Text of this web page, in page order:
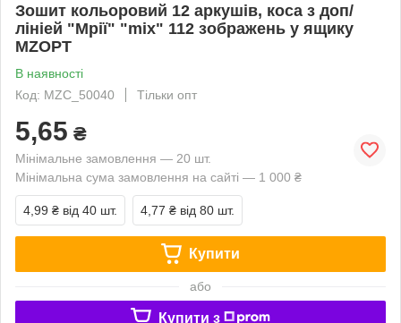
Зошит кольоровий 12 аркушів, коса з доп/
лініей "Мрії" "mix" 112 зображень у ящику
MZOPT
В наявності
Код: MZC_50040
Тільки опт
5,65 ₴
Мінімальне замовлення — 20 шт.
Мінімальна сума замовлення на сайті — 1 000 ₴
4,99 ₴ від 40 шт. 4,77 ₴ від 80 шт.
Купити
або
Купити з